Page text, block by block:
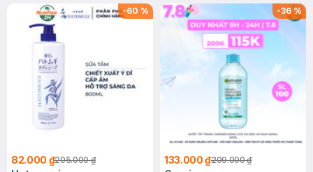
(SL có hạn)
-60 %
82.000 ₫205.000 ₫
-36%
133.000 ₫209.000 ₫